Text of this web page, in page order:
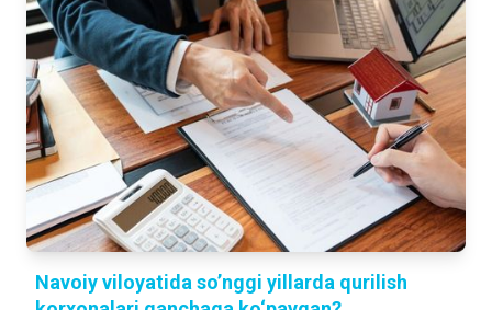
Navoiy viloyatida so’nggi yillarda qurilish